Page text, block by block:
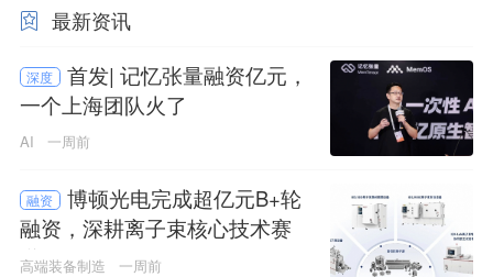
最新资讯
深度
首发| 记忆张量融资亿元，
一个上海团队火了
AI 一周前
融资
博顿光电完成超亿元B+轮
融资，深耕离子束核心技术赛
道
高端装备制造 一周前